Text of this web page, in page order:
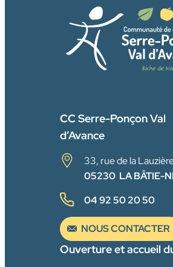
CC Serre-Ponçon Val
d’Avance
33, rue de la
05230 LA BÂTIE-
04 92 50 20 50
NOUS CONTACTER
Ouverture et accueil